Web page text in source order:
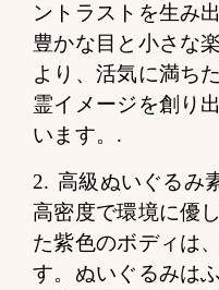
ントラストを生み
豊かな目と小さな
より、活気に満ち
霊イメージを創り
います。.
2. 高級ぬいぐるみ
高密度で環境に優
た紫色のボディは
す。ぬいぐるみは